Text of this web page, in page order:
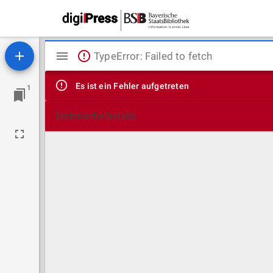
1
Mirador
Viewer
TypeError: Failed to fetch
Es ist ein Fehler aufgetreten
Technische Details